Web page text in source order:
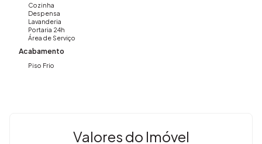
Cozinha
Despensa
Lavanderia
Portaria 24h
Área de Serviço
Acabamento
Piso Frio
Valores do Imóvel